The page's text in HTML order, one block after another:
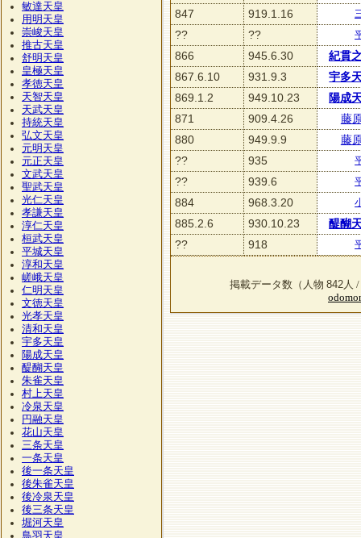
847
919.1.16
?? ??
866 945.6.30
紀貫
867.6.10
931.9.3
宇多
869.1.2
949.10.23
陽成
871
909.4.26
藤
880
949.9.9
藤
??
935
?? 939.6
884 968.3.20
885.2.6 930.10.23
醍醐
??
918
掲載データ数（人物 842人
敏達天皇
用明天皇
崇峻天皇
推古天皇
舒明天皇
皇極天皇
孝徳天皇
天智天皇
天武天皇
持統天皇
弘文天皇
元明天皇
元正天皇
文武天皇
聖武天皇
光仁天皇
孝謙天皇
淳仁天皇
桓武天皇
平城天皇
淳和天皇
嵯峨天皇
仁明天皇
文徳天皇
光孝天皇
清和天皇
宇多天皇
陽成天皇
醍醐天皇
朱雀天皇
村上天皇
冷泉天皇
円融天皇
花山天皇
三条天皇
一条天皇
後一条天皇
後朱雀天皇
後冷泉天皇
後三条天皇
堀河天皇
鳥羽天皇